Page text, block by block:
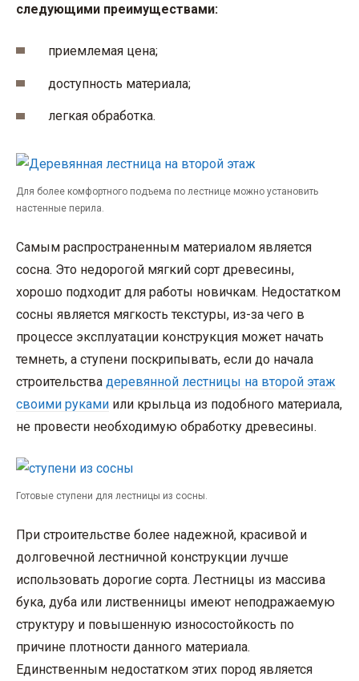
следующими преимуществами:
приемлемая цена;
доступность материала;
легкая обработка.
Для более комфортного подъема по лестнице можно установить
настенные перила.
Самым распространенным материалом является
сосна. Это недорогой мягкий сорт древесины,
хорошо подходит для работы новичкам. Недостатком
сосны является мягкость текстуры, из-за чего в
процессе эксплуатации конструкция может начать
темнеть, а ступени поскрипывать, если до начала
строительства деревянной лестницы на второй этаж
своими руками или крыльца из подобного материала,
не провести необходимую обработку древесины.
Готовые ступени для лестницы из сосны.
При строительстве более надежной, красивой и
долговечной лестничной конструкции лучше
использовать дорогие сорта. Лестницы из массива
бука, дуба или лиственницы имеют неподражаемую
структуру и повышенную износостойкость по
причине плотности данного материала.
Единственным недостатком этих пород является